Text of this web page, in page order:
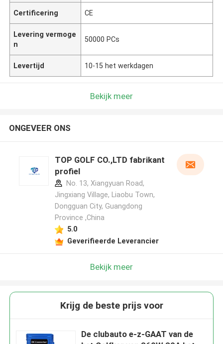
Certificering CE
Levering vermoge
n
50000 PCs
Levertijd 10-15 het werkdagen
Bekijk meer
ONGEVEER ONS
TOP GOLF CO.,LTD fabrikant
profiel
No. 13, Xiangyuan Road,
Jingxiang Village, Liaobu Town,
Dongguan City, Guangdong
Province ,China
5.0
Geverifieerde Leverancier
Bekijk meer
Krijg de beste prijs voor
De clubauto e-z-GAAT van de